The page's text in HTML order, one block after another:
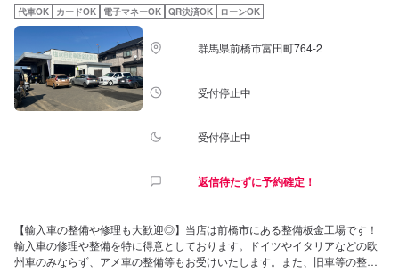
代車OK カードOK 電子マネーOK QR決済OK ローンOK
群馬県前橋市富田町764-2
受付停止中
受付停止中
返信待たずに予約確定！
【輸入車の整備や修理も大歓迎◎】当店は前橋市にある整備板金工場です！
輸入車の修理や整備を特に得意としております。ドイツやイタリアなどの欧
州車のみならず、アメ車の整備等もお受けいたします。また、旧車等の整備